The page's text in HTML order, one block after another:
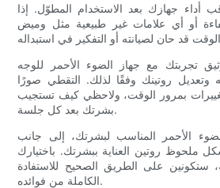
أداء جهازك بعد الاستخدام المطوّل. إذا
أو أي علامات غير طبيعية مثل وميض
تجربتك مع جهاز الضوء الأحمر للوجه
وتعديل روتينك وفقًا لذلك. التقطي صورًا
بمرور الوقت، ولاحظي كيف تستجيب
بشرتك بعد كل جلسة.
الأحمر المناسب لبشرتك، إلى جانب
ملحوظ روتين العناية ببشرتك. باختيارك
به، ستكونين على الطريق الصحيح للاستفادة
الكاملة من فوائده.